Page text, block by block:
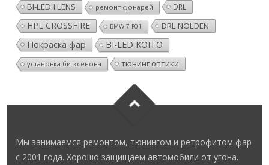
BI-LED I.LENS ремонт фонарей DRL
HPL CROSSFIRE BMW 7 F01 DRL NOLDEN
Покраска фар BI-LED KOITO
установка би-ксенона тюнинг оптики
Мы занимаемся ремонтом, тюнингом и ретрофитом фар
с 2001 года. Хорошо защищаем автомобили от угона.